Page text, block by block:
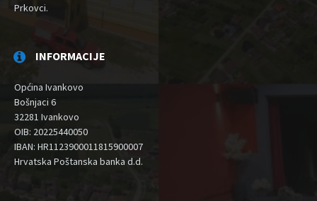
Prkovci.
INFORMACIJE
Općina Ivankovo
Bošnjaci 6
32281 Ivankovo
OIB: 20225440050
IBAN: HR1123900011815900007
Hrvatska Poštanska banka d.d.